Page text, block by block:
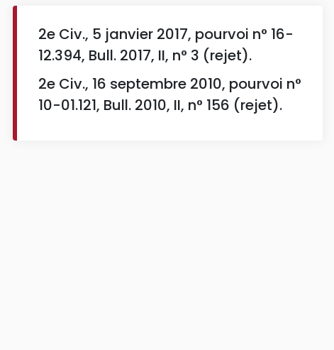
2e Civ., 5 janvier 2017, pourvoi n° 16-
12.394, Bull. 2017, II, n° 3 (rejet).
2e Civ., 16 septembre 2010, pourvoi n°
10-01.121, Bull. 2010, II, n° 156 (rejet).